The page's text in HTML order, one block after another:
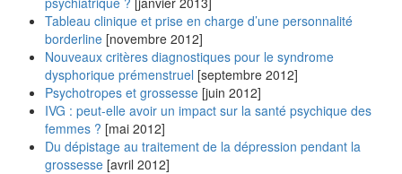
Tableau clinique et prise en charge d’une personnalité
borderline [novembre 2012]
Nouveaux critères diagnostiques pour le syndrome
dysphorique prémenstruel [septembre 2012]
Psychotropes et grossesse [juin 2012]
IVG : peut-elle avoir un impact sur la santé psychique des
femmes ? [mai 2012]
Du dépistage au traitement de la dépression pendant la
grossesse [avril 2012]